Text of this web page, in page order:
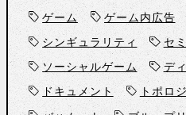
ゲーム
ゲーム内広告
シンギュラリティ
セ
ソーシャルゲーム
デ
ドキュメント
トポロ